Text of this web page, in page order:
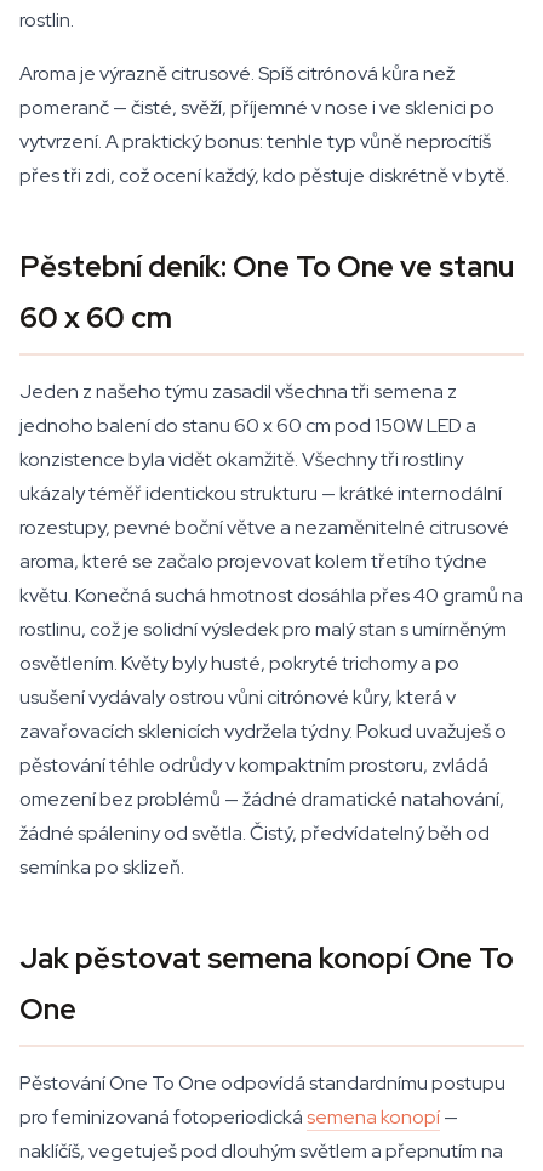
rostlin.
Aroma je výrazně citrusové. Spíš citrónová kůra než
pomeranč — čisté, svěží, příjemné v nose i ve sklenici po
vytvrzení. A praktický bonus: tenhle typ vůně neprocítíš
přes tři zdi, což ocení každý, kdo pěstuje diskrétně v bytě.
Pěstební deník: One To One ve stanu
60 x 60 cm
Jeden z našeho týmu zasadil všechna tři semena z
jednoho balení do stanu 60 x 60 cm pod 150W LED a
konzistence byla vidět okamžitě. Všechny tři rostliny
ukázaly téměř identickou strukturu — krátké internodální
rozestupy, pevné boční větve a nezaměnitelné citrusové
aroma, které se začalo projevovat kolem třetího týdne
květu. Konečná suchá hmotnost dosáhla přes 40 gramů na
rostlinu, což je solidní výsledek pro malý stan s umírněným
osvětlením. Květy byly husté, pokryté trichomy a po
usušení vydávaly ostrou vůni citrónové kůry, která v
zavařovacích sklenicích vydržela týdny. Pokud uvažuješ o
pěstování téhle odrůdy v kompaktním prostoru, zvládá
omezení bez problémů — žádné dramatické natahování,
žádné spáleniny od světla. Čistý, předvídatelný běh od
semínka po sklizeň.
Jak pěstovat semena konopí One To
One
Pěstování One To One odpovídá standardnímu postupu
pro feminizovaná fotoperiodickásemena konopí—
naklíčíš, vegetuješ pod dlouhým světlem a přepnutím na